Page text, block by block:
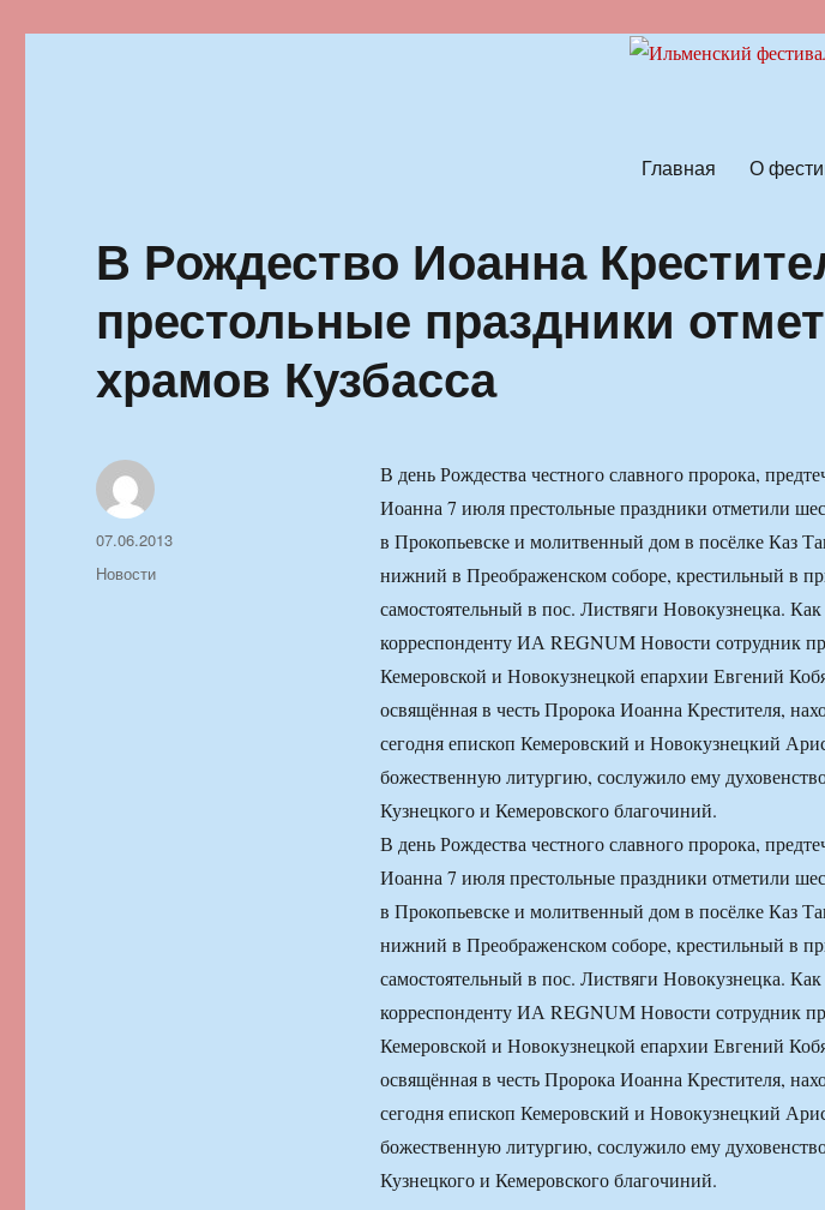
Главная О
В Рождество Иоанна
престольные праздники
храмов Кузбасса
В день Рождества честного славного пророка,
Иоанна 7 июля престольные праздники отметили
в Прокопьевске и молитвенный дом в посёлке Каз
нижний в Преображенском соборе, крестильный в
самостоятельный в пос. Листвяги Новокузнецка.
корреспонденту ИА REGNUM Новости сотрудник
Кемеровской и Новокузнецкой епархии Евгений
освящённая в честь Пророка Иоанна Крестителя,
сегодня епископ Кемеровский и Новокузнецкий
божественную литургию, сослужило ему
Кузнецкого и Кемеровского благочиний.
В день Рождества честного славного пророка,
Иоанна 7 июля престольные праздники отметили
в Прокопьевске и молитвенный дом в посёлке Каз
нижний в Преображенском соборе, крестильный в
самостоятельный в пос. Листвяги Новокузнецка.
корреспонденту ИА REGNUM Новости сотрудник
Кемеровской и Новокузнецкой епархии Евгений
освящённая в честь Пророка Иоанна Крестителя,
сегодня епископ Кемеровский и Новокузнецкий
божественную литургию, сослужило ему
Кузнецкого и Кемеровского благочиний.
Автор
Опубликовано
07.06.2013
Рубрики
Новости